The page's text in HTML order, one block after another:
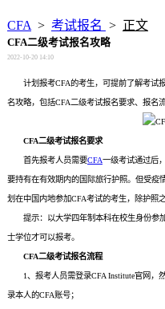
CFA > 考试报名 > 正文
CFA二级考试报名攻略
2022-10-20 14:10
计划报考CFA的考生，可提前了解考试报
名攻略，包括CFA二级考试报名要求、报名
CFA二级考试报名要求
首先报考人员需要CFA一级考试通过后
要持有在有效期内的国际旅行护照。但受疫
划在中国内地参加CFA考试的考生，除护照
提示：以大学四年制本科在校生身份参
士学位才可以报考。
CFA二级考试报名流程
1、报考人员需登录CFA Institute官网，
录本人的CFA账号；